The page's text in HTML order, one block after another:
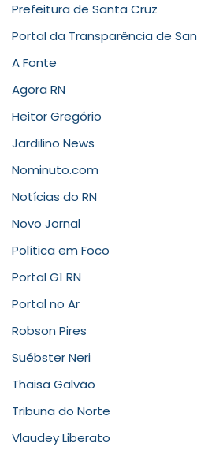
Prefeitura de Santa Cruz
Portal da Transparência de
A Fonte
Agora RN
Heitor Gregório
Jardilino News
Nominuto.com
Notícias do RN
Novo Jornal
Política em Foco
Portal G1 RN
Portal no Ar
Robson Pires
Suébster Neri
Thaisa Galvão
Tribuna do Norte
Vlaudey Liberato